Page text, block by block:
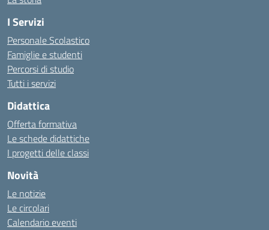
I Servizi
Personale Scolastico
Famiglie e studenti
Percorsi di studio
Tutti i servizi
Didattica
Offerta formativa
Le schede didattiche
I progetti delle classi
Novità
Le notizie
Le circolari
Calendario eventi